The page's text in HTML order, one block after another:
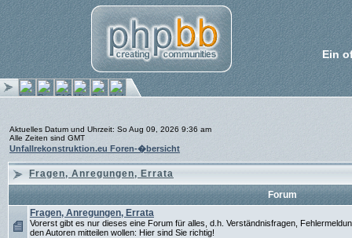
Ein
Aktuelles Datum und Uhrzeit: So Aug 09, 2026 9:36 am
Alle Zeiten sind GMT
Unfallrekonstruktion.eu Foren-�bersicht
Fragen, Anregungen, Errata
Forum
Fragen, Anregungen, Errata
Vorerst gibt es nur dieses eine Forum für alles, d.h. Verständnisfragen,
den Autoren mitteilen wollen: Hier sind Sie richtig!